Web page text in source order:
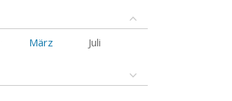
März Juli